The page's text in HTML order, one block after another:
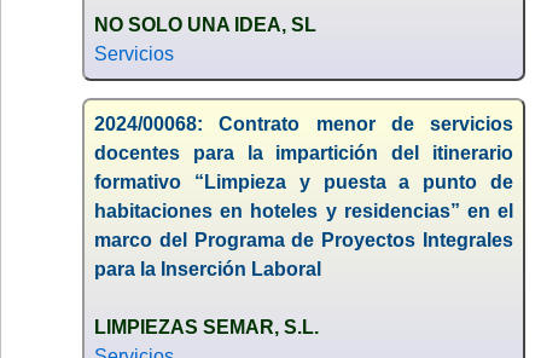
NO SOLO UNA IDEA, SL
Servicios
2024/00068: Contrato menor de servicios
docentes para la impartición del itinerario
formativo “Limpieza y puesta a punto de
habitaciones en hoteles y residencias” en el
marco del Programa de Proyectos Integrales
para la Inserción Laboral
LIMPIEZAS SEMAR, S.L.